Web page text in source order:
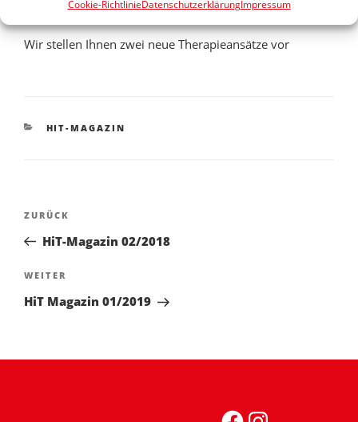
Cookie-RichtlinieDatenschutzerklärungImpressum
Wir stellen Ihnen zwei neue Therapieansätze vor
KATEGORIEN
HIT-MAGAZIN
Beitragsnavigation
Vorheriger
Beitrag
ZURÜCK
HiT-Magazin 02/2018
Nächster
Beitrag
WEITER
HiT Magazin 01/2019